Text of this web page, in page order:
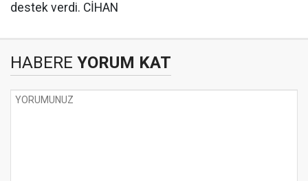
destek verdi. CİHAN
HABERE YORUM KAT